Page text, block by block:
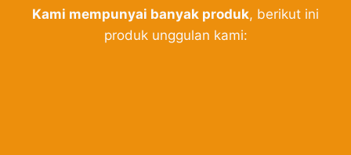
Kami mempunyai banyak produk, berikut ini
produk unggulan kami: